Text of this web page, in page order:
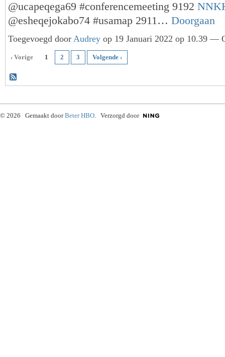
@ucapeqega69 #conferencemeeting 9192
@esheqejokabo74 #usamap 2911… Doorgaan
Toegevoegd door Audrey op 19 Januari 2022 op 10.39 —
‹ Vorige 1 2 3 Volgende ›
© 2026 Gemaakt doorBeter HBO. Verzorgd door